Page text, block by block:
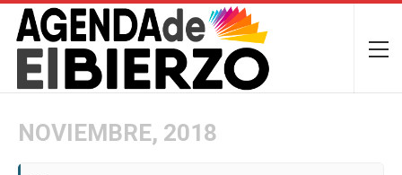
NOVIEMBRE, 2018